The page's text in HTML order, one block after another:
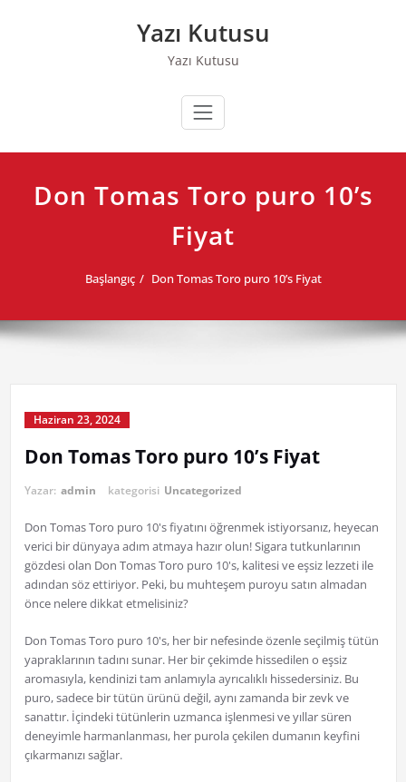
Yazı Kutusu
Yazı Kutusu
Don Tomas Toro puro 10’s
Fiyat
Başlangıç Don Tomas Toro puro 10’s Fiyat
Haziran 23, 2024
Don Tomas Toro puro 10’s Fiyat
Yazar: admin kategorisi Uncategorized
Don Tomas Toro puro 10's fiyatını öğrenmek istiyorsanız, heyecan
verici bir dünyaya adım atmaya hazır olun! Sigara tutkunlarının
gözdesi olan Don Tomas Toro puro 10's, kalitesi ve eşsiz lezzeti ile
adından söz ettiriyor. Peki, bu muhteşem puroyu satın almadan
önce nelere dikkat etmelisiniz?
Don Tomas Toro puro 10's, her bir nefesinde özenle seçilmiş tütün
yapraklarının tadını sunar. Her bir çekimde hissedilen o eşsiz
aromasıyla, kendinizi tam anlamıyla ayrıcalıklı hissedersiniz. Bu
puro, sadece bir tütün ürünü değil, aynı zamanda bir zevk ve
sanattır. İçindeki tütünlerin uzmanca işlenmesi ve yıllar süren
deneyimle harmanlanması, her purola çekilen dumanın keyfini
çıkarmanızı sağlar.